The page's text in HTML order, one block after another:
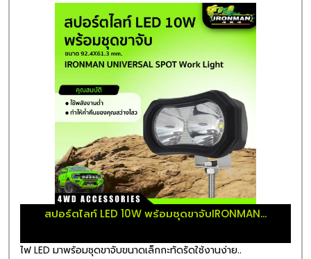
สปอร์ตไลท์ LED 10W พร้อมชุดขาจับIRONMAN...
ไฟ LED มาพร้อมชุดขาจับขนาดเล็กกะทัดรัดใช้งานง่าย..